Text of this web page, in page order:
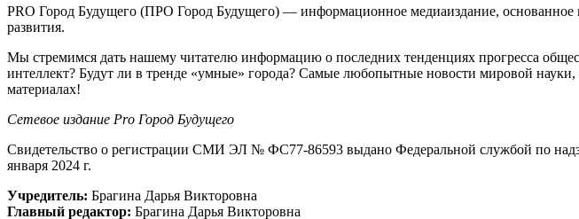
PRO Город Будущего (ПРО Город Будущего) — информационное медиаиздание,
развития.
Мы стремимся дать нашему читателю информацию о последних тенденциях прогресса
интеллект? Будут ли в тренде «умные» города? Самые любопытные новости мировой
материалах!
Сетевое издание Рrо Город Будущего
Свидетельство о регистрации СМИ ЭЛ № ФС77-86593 выдано Федеральной службой по
января 2024 г.
Учредитель: Брагина Дарья Викторовна
Главный редактор: Брагина Дарья Викторовна